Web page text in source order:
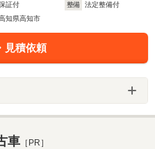
証付 整備
法定整備付
知県高知市
見積依頼
車 ［PR］